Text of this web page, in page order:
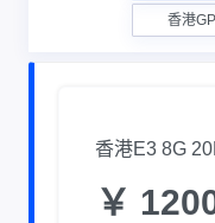
香港
香港E3 8G
￥